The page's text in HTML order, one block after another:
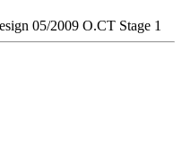
05/2009 O.CT Stage 1